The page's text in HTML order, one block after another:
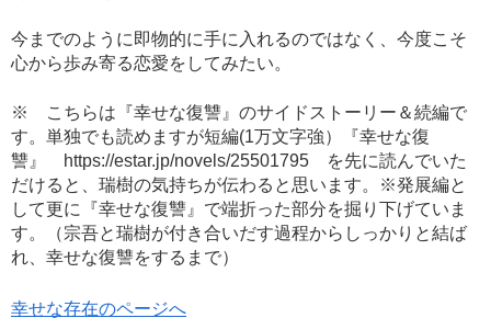
今までのように即物的に手に入れるのではなく、今度こそ
心から歩み寄る恋愛をしてみたい。
※ こちらは『幸せな復讐』のサイドストーリー＆続編で
す。単独でも読めますが短編(1万文字強）『幸せな復
讐』 https://estar.jp/novels/25501795 を先に読んでいた
だけると、瑞樹の気持ちが伝わると思います。※発展編と
して更に『幸せな復讐』で端折った部分を掘り下げていま
す。（宗吾と瑞樹が付き合いだす過程からしっかりと結ば
れ、幸せな復讐をするまで）
幸せな存在のページへ